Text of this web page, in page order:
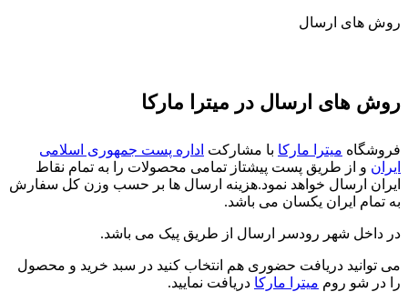
روش های ارسال
روش های ارسال در میترا مارکا
فروشگاه میترا مارکا با مشارکت اداره پست جمهوری اسلامی
ایران و از طریق پست پیشتاز تمامی محصولات را به تمام نقاط
ایران ارسال خواهد نمود.هزینه ارسال ها بر حسب وزن کل سفارش
به تمام ایران یکسان می باشد.
در داخل شهر رودسر ارسال از طریق پیک می باشد.
می توانید دریافت حضوری هم انتخاب کنید در سبد خرید و محصول
را در شو روم میترا مارکا دریافت نمایید.